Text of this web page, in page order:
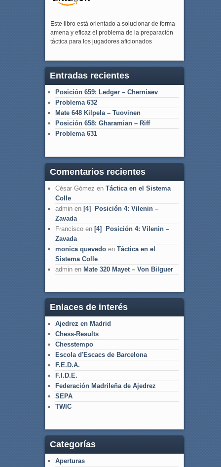
Este libro está orientado a solucionar de forma
amena y eficaz el problema de la preparación
táctica para los jugadores aficionados
Entradas recientes
Posición 659: Ledger – Cherniaev
Problema 632
Mate 648 Kilpela – Tuovinen
Posición 658: Gharamian – Riff
Problema 631
Comentarios recientes
César Gómez en Táctica en el Sistema
Colle
adminen [4] Posición 4: Vilenin –
Zavada
Franciscoen [4] Posición 4: Vilenin –
Zavada
monica quevedoen Táctica en el
Sistema Colle
adminen Mate 320 Mayet – Von Bilguer
Enlaces de interés
Ajedrez en Madrid
Chess-Results
Chesstempo
Escola d'Escacs de Barcelona
F.E.D.A.
F.I.D.E.
Federación Madrileña de Ajedrez
SEPA
TWIC
Categorías
Aperturas